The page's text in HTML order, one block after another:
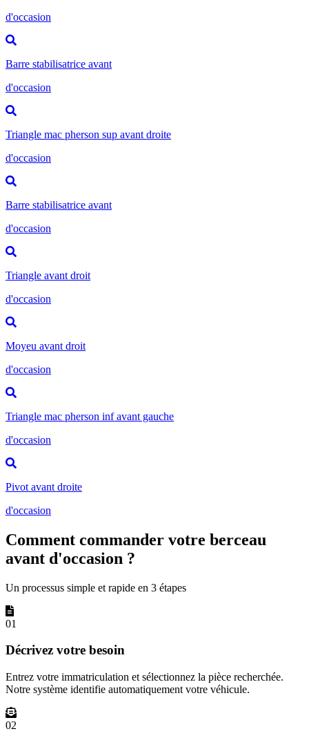
d'occasion
Barre stabilisatrice avant
d'occasion
Triangle mac pherson sup avant droite
d'occasion
Barre stabilisatrice avant
d'occasion
Triangle avant droit
d'occasion
Moyeu avant droit
d'occasion
Triangle mac pherson inf avant gauche
d'occasion
Pivot avant droite
d'occasion
Comment commander votre berceau
avant d'occasion ?
Un processus simple et rapide en 3 étapes
01
Décrivez votre besoin
Entrez votre immatriculation et sélectionnez la pièce recherchée.
Notre système identifie automatiquement votre véhicule.
02